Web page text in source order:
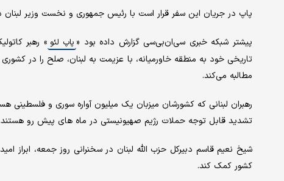
پاپ در جریان این سفر قرار است با رئیس جمهوری و نخست وزیر لبنان
پیشتر شبکه خبری سی‌ان‌بی‌سی گزارش داده بود « پاپ لئو » رهبر
تاریخی خود به منطقه خاورمیانه، با عزیمت به لبنان، صلح را در
مطالبه می‌کند.
رهبران لبنانی که کشورشان میزبان یک میلیون آواره سوری و فلسطینی
تشدید قابل توجه حملات رژیم صهیونیستی در ماه های پیش رو
شیخ نعیم قاسم دبیرکل حزب الله لبنان در سخنرانی روز جمعه، ابراز
کشور کمک کند.